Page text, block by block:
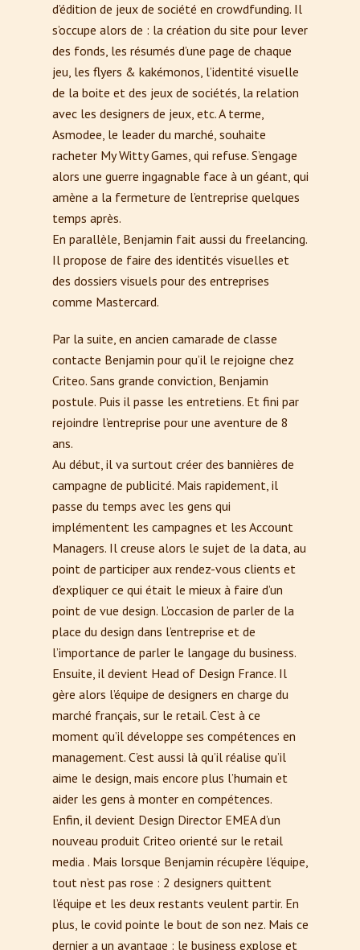
d’édition de jeux de société en crowdfunding. Il
s’occupe alors de : la création du site pour lever
des fonds, les résumés d’une page de chaque
jeu, les flyers & kakémonos, l’identité visuelle
de la boite et des jeux de sociétés, la relation
avec les designers de jeux, etc. A terme,
Asmodee, le leader du marché, souhaite
racheter My Witty Games, qui refuse. S’engage
alors une guerre ingagnable face à un géant, qui
amène a la fermeture de l’entreprise quelques
temps après.
En parallèle, Benjamin fait aussi du freelancing.
Il propose de faire des identités visuelles et
des dossiers visuels pour des entreprises
comme Mastercard.
Par la suite, en ancien camarade de classe
contacte Benjamin pour qu’il le rejoigne chez
Criteo. Sans grande conviction, Benjamin
postule. Puis il passe les entretiens. Et fini par
rejoindre l’entreprise pour une aventure de 8
ans.
Au début, il va surtout créer des bannières de
campagne de publicité. Mais rapidement, il
passe du temps avec les gens qui
implémentent les campagnes et les Account
Managers. Il creuse alors le sujet de la data, au
point de participer aux rendez-vous clients et
d’expliquer ce qui était le mieux à faire d’un
point de vue design. L’occasion de parler de la
place du design dans l’entreprise et de
l’importance de parler le langage du business.
Ensuite, il devient Head of Design France. Il
gère alors l’équipe de designers en charge du
marché français, sur le retail. C’est à ce
moment qu’il développe ses compétences en
management. C’est aussi là qu’il réalise qu’il
aime le design, mais encore plus l’humain et
aider les gens à monter en compétences.
Enfin, il devient Design Director EMEA d’un
nouveau produit Criteo orienté sur le retail
media . Mais lorsque Benjamin récupère l’équipe,
tout n’est pas rose : 2 designers quittent
l’équipe et les deux restants veulent partir. En
plus, le covid pointe le bout de son nez. Mais ce
dernier a un avantage : le business explose et